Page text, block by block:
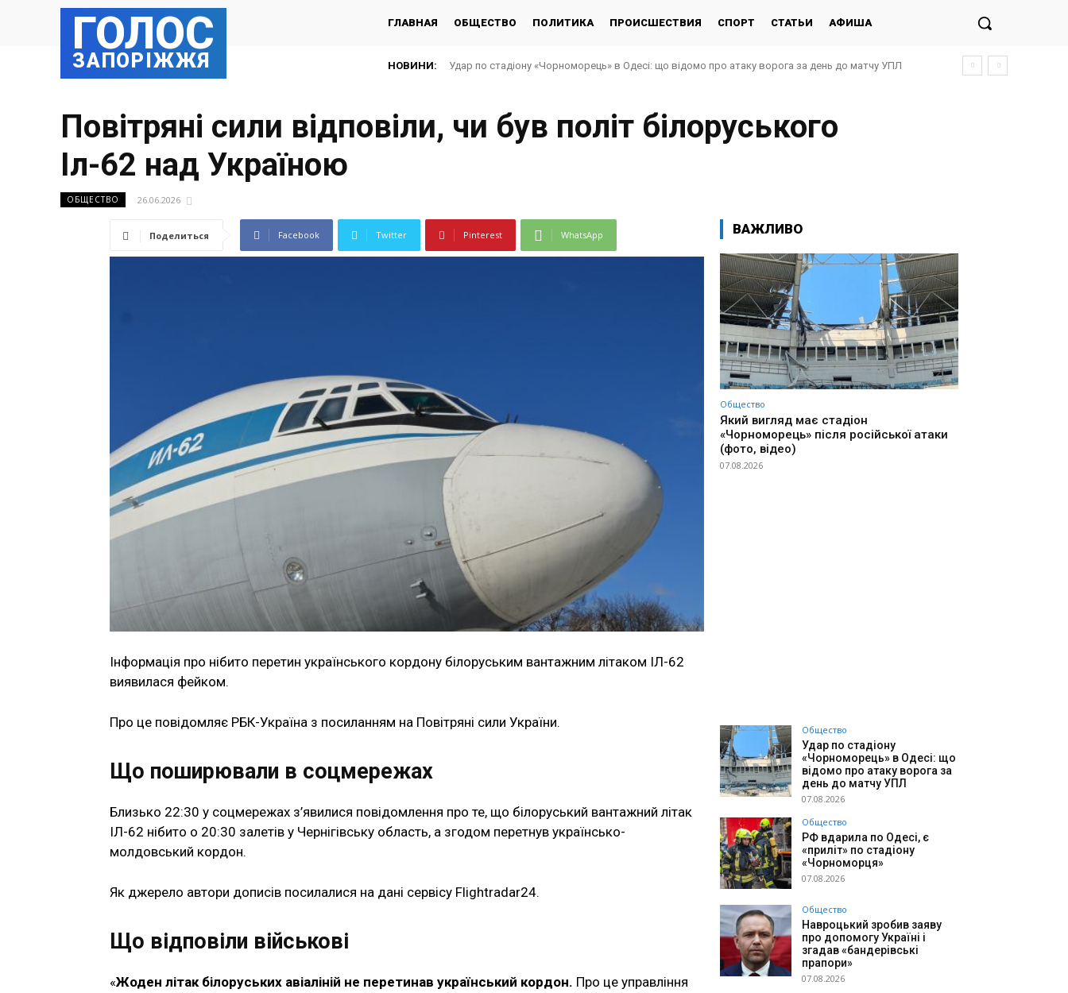
ГОЛОС
ЗАПОРІЖЖЯ
ГЛАВНАЯ ОБЩЕСТВО ПОЛИТИКА ПРОИСШЕСТВИЯ СПОРТ СТАТЬИ АФИША
НОВИНИ: Удар по стадіону «Чорноморець» в Одесі: що відомо про атаку ворога за день до матчу УПЛ
Повітряні сили відповіли, чи був політ білоруського
Іл-62 над Україною
ОБЩЕСТВО 26.06.2026
Поделиться Facebook Twitter Pinterest WhatsApp
Інформація про нібито перетин українського кордону білоруським вантажним літаком ІЛ-62
виявилася фейком.
Про це повідомляє РБК-Україна з посиланням на Повітряні сили України.
Що поширювали в соцмережах
Близько 22:30 у соцмережах з’явилися повідомлення про те, що білоруський вантажний літак
ІЛ-62 нібито о 20:30 залетів у Чернігівську область, а згодом перетнув українсько-
молдовський кордон.
Як джерело автори дописів посилалися на дані сервісу Flightradar24.
Що відповіли військові
«Жоден літак білоруських авіаліній не перетинав український кордон. Про це управління
ВАЖЛИВО
Общество
Який вигляд має стадіон
«Чорноморець» після російської атаки
(фото, відео)
07.08.2026
Общество
Удар по стадіону
«Чорноморець» в Одесі: що
відомо про атаку ворога за
день до матчу УПЛ
07.08.2026
Общество
РФ вдарила по Одесі, є
«приліт» по стадіону
«Чорноморця»
07.08.2026
Общество
Навроцький зробив заяву
про допомогу Україні і
згадав «бандерівські
прапори»
07.08.2026